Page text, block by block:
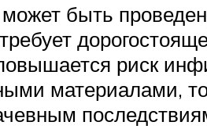
быть
риск
материалами,